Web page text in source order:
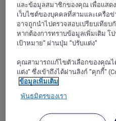
โคปาคาบานา
และข้อมูลสมาชิกของคุณ เพื่อแสด
เว็บไซต์ของบุคคลที่สามและเครือ
อาจถูกนำไปตรวจสอบเปรียบเทีย
หากต้องการทราบข้อมูลเพิ่มเติม
เป้าหมาย" ผ่านปุ่ม "ปรับแต่ง"
คุณสามารถแก้ไขตัวเลือกของคุณ
แต่ง" ซึ่งเข้าถึงได้ผ่านลิงก์ "คุกกี้"
ข้อมูลเพิ่มเติม
พันธมิตรของเรา